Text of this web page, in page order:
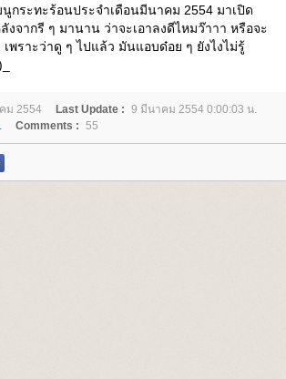
นูกระทะร้อนประจำเดือนมีนาคม 2554 มาเปิด
งจากรี ๆ มานาน ว่าจะเอาลงดีไหมว๊าาา หรือจะ
พราะว่าดู ๆ ไปแล้ว มันแอบด๋อย ๆ ยังไงไม่รู้
ม 2554 Last Update : 9 มีนาคม 2554 0:00:03 น.
Comments : 55